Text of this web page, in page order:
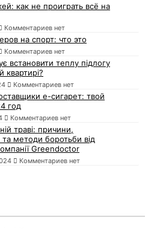
как не проиграть всё на
Комментариев нет
на спорт: что это
Комментариев нет
встановити теплу підлогу
квартирі?
Комментариев нет
e-сигарет: твой
год
Комментариев нет
траві: причини,
та методи боротьби від
Greendoctor
Комментариев нет